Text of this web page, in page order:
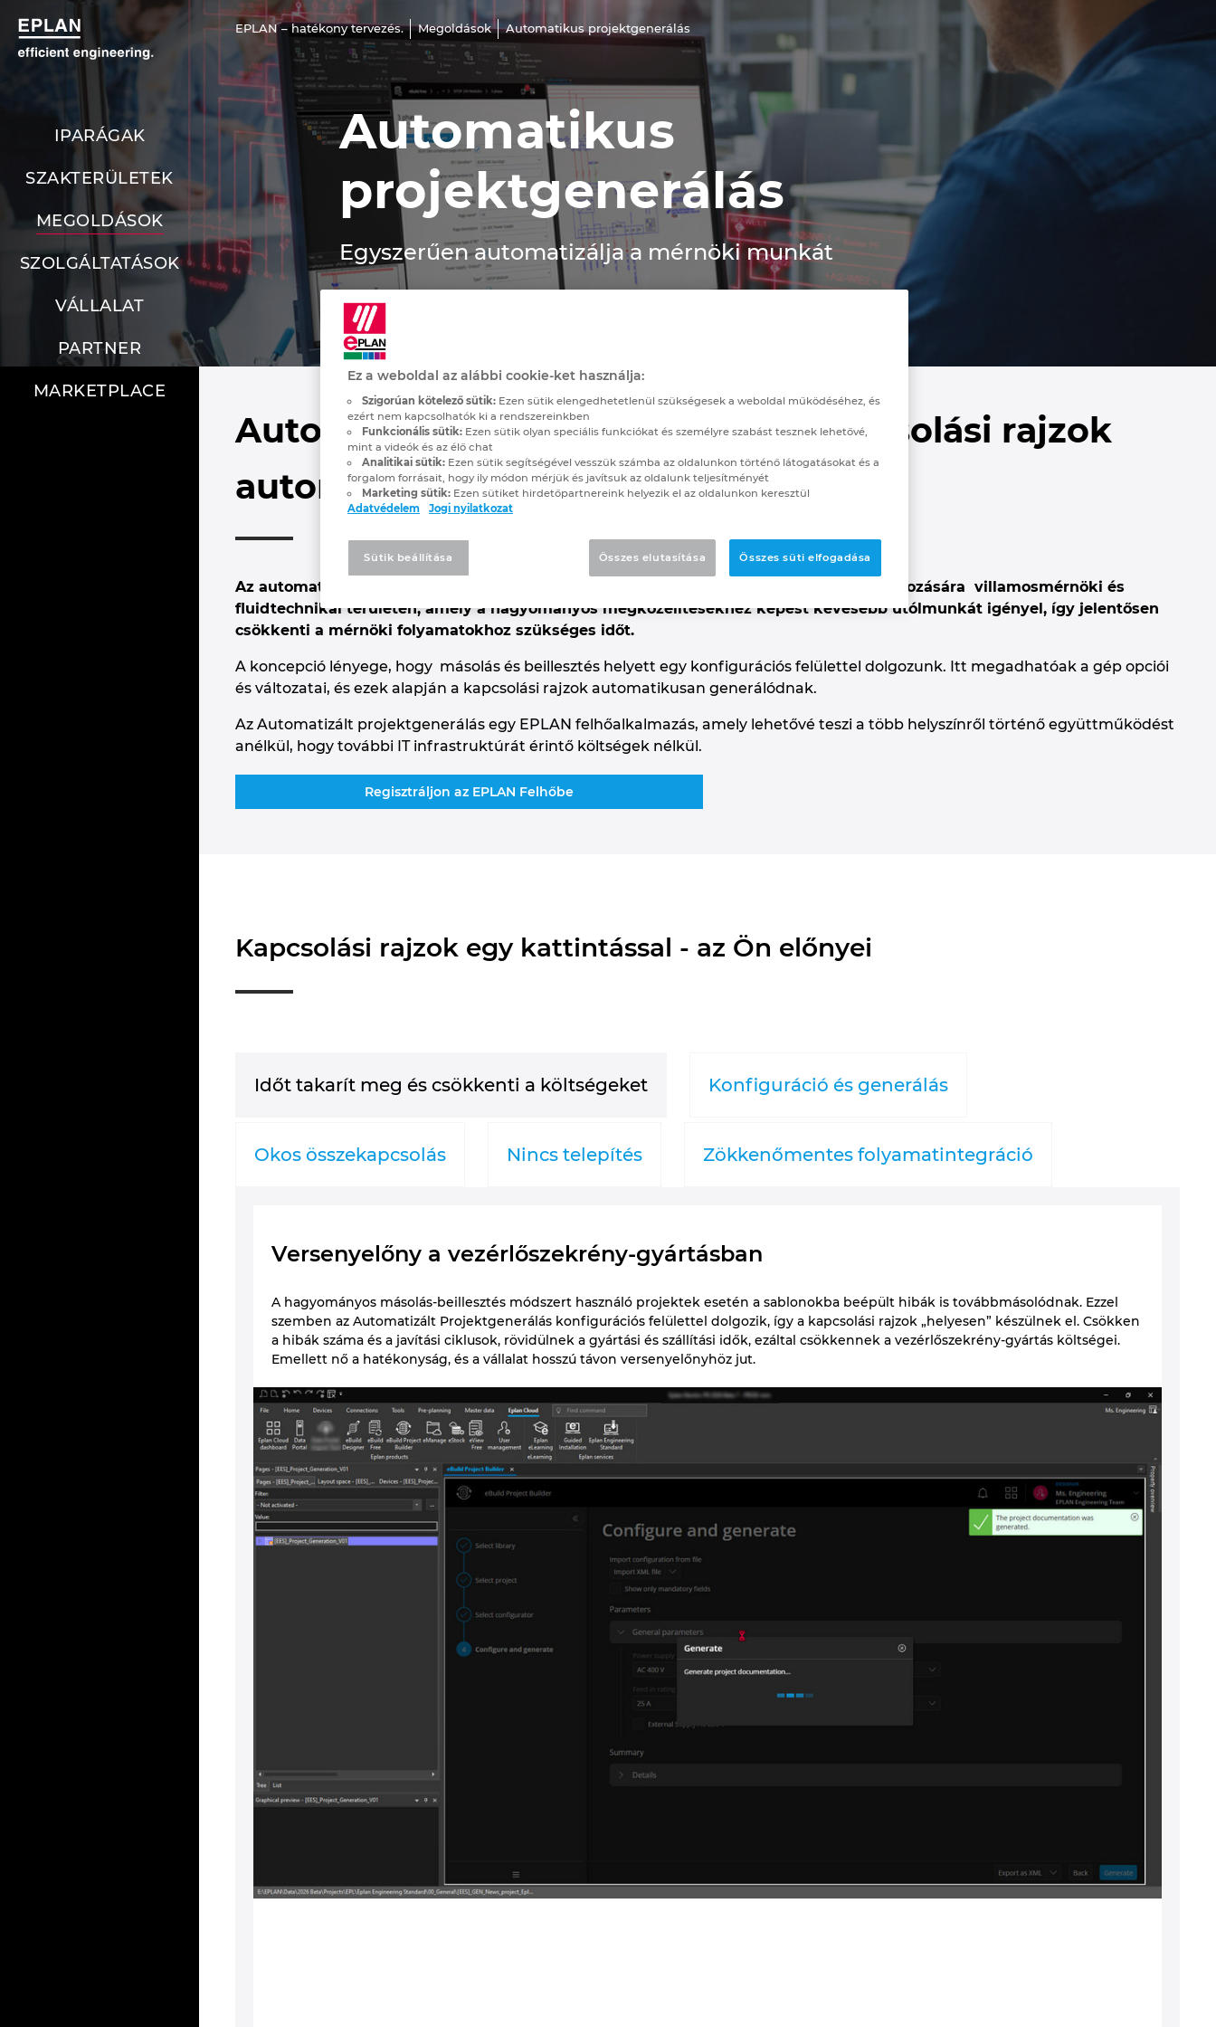
EPLAN – hatékony tervezés. Megoldások Automatikus projektgenerálás
IPARÁGAK
SZAKTERÜLETEK
MEGOLDÁSOK
SZOLGÁLTATÁSOK
VÁLLALAT
PARTNER
MARKETPLACE
Automatikus
projektgenerálás
Egyszerűen automatizálja a mérnöki munkát
Automatizált projektgenerálás: kapcsolási rajzok
automatikus létrehozása
Az automatizált projektgenerálás egy olyan módszer az EPLAN kapcsolási rajzok létrehozására villamosmérnöki és
fluidtechnikai területen, amely a hagyományos megközelítésekhez képest kevesebb utólmunkát igényel, így jelentősen
csökkenti a mérnöki folyamatokhoz szükséges időt.
A koncepció lényege, hogy másolás és beillesztés helyett egy konfigurációs felülettel dolgozunk. Itt megadhatóak a gép opciói
és változatai, és ezek alapján a kapcsolási rajzok automatikusan generálódnak.
Az Automatizált projektgenerálás egy EPLAN felhőalkalmazás, amely lehetővé teszi a több helyszínről történő együttműködést
anélkül, hogy további IT infrastruktúrát érintő költségek nélkül.
Regisztráljon az EPLAN Felhőbe
Kapcsolási rajzok egy kattintással - az Ön előnyei
Időt takarít meg és csökkenti a költségeket Konfiguráció és generálás
Okos összekapcsolás Nincs telepítés Zökkenőmentes folyamatintegráció
Versenyelőny a vezérlőszekrény-gyártásban
A hagyományos másolás-beillesztés módszert használó projektek esetén a sablonokba beépült hibák is továbbmásolódnak. Ezzel
szemben az Automatizált Projektgenerálás konfigurációs felülettel dolgozik, így a kapcsolási rajzok „helyesen” készülnek el. Csökken
a hibák száma és a javítási ciklusok, rövidülnek a gyártási és szállítási idők, ezáltal csökkennek a vezérlőszekrény-gyártás költségei.
Emellett nő a hatékonyság, és a vállalat hosszú távon versenyelőnyhöz jut.
Ez a weboldal az alábbi cookie-ket használja:
Szigorúan kötelező sütik: Ezen sütik elengedhetetlenül szükségesek a weboldal működéséhez, és
ezért nem kapcsolhatók ki a rendszereinkben
Funkcionális sütik: Ezen sütik olyan speciális funkciókat és személyre szabást tesznek lehetővé,
mint a videók és az élő chat
Analitikai sütik: Ezen sütik segítségével vesszük számba az oldalunkon történő látogatásokat és a
forgalom forrásait, hogy ily módon mérjük és javítsuk az oldalunk teljesítményét
Marketing sütik: Ezen sütiket hirdetőpartnereink helyezik el az oldalunkon keresztül
Adatvédelem
Jogi nyilatkozat
Összes elutasítása Összes süti elfogadása
Sütik beállítása